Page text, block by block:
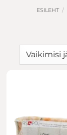
ESILEHT /